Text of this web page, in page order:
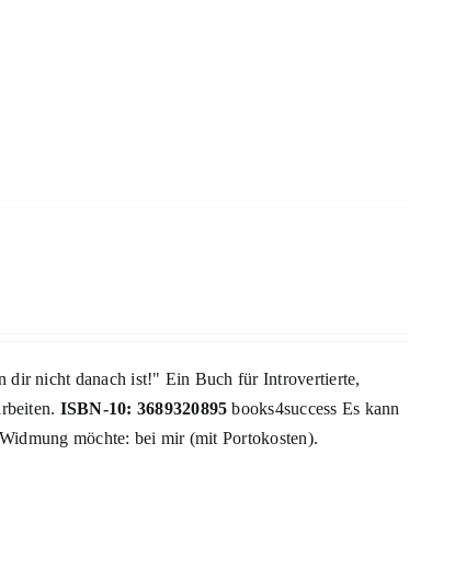
dir nicht danach ist!" Ein Buch für Introvertierte,
ISBN-10: 3689320895 books4success Es kann
möchte: bei mir (mit Portokosten).